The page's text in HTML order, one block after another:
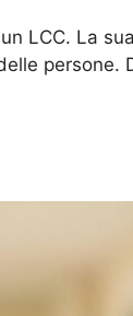
LCC. La
persone.